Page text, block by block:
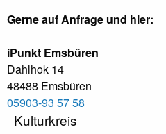
Gerne auf Anfrage und hier:
iPunkt Emsbüren
Dahlhok 14
48488 Emsbüren
05903-93 57 58
Kulturkreis